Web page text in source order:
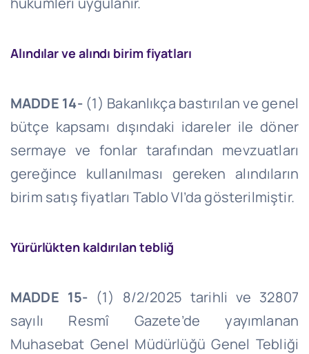
Alındılar ve alındı birim fiyatları
MADDE 14- (1) Bakanlıkça bastırılan ve genel
bütçe kapsamı dışındaki idareler ile döner
sermaye ve fonlar tarafından mevzuatları
gereğince kullanılması gereken alındıların
birim satış fiyatları TabloVI’dagösterilmiştir.
Yürürlükten kaldırılan tebliğ
MADDE 15- (1) 8/2/2025 tarihli ve 32807
sayılı Resmî Gazete’de yayımlanan
Muhasebat Genel Müdürlüğü Genel Tebliği